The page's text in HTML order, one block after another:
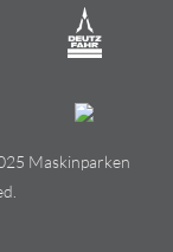
Maskinparken